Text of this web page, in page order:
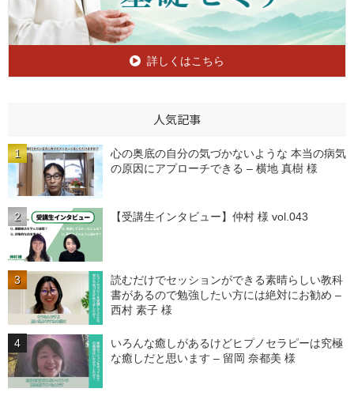
詳しくはこちら
人気記事
心の奥底の自分の気づかないような 本当の病気
の原因にアプローチできる – 横地 真樹 様
【受講生インタビュー】仲村 様 vol.043
読むだけでセッションができる素晴らしい教科
書があるので勉強したい方には絶対にお勧め –
西村 素子 様
いろんな癒しがあるけどヒプノセラピーは究極
な癒しだと思います – 留岡 奈都美 様